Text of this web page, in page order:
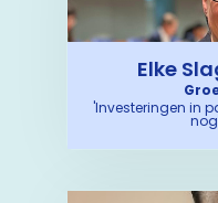
Elke
'Investeringen in